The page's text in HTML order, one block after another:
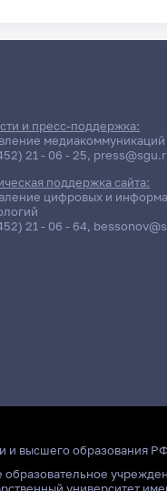
и пресс-поддержка:
21 - 06 - 25,
поддержка сайта:
цифровых и
21 - 06 - 64,
и высшего образования